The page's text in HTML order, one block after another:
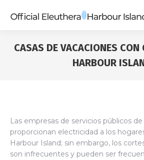
CASAS DE VACACIONES CON
HARBOUR
Las empresas de servicios públicos
proporcionan electricidad a los
Harbour Island; sin embargo, los
son infrecuentes y pueden ser